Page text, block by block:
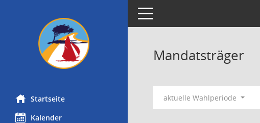
Startseite
Kalender
Toggle navigation
Mandatsträger
aktuelle Wahlperiode